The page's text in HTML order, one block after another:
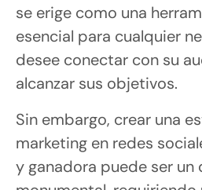
se erige como una
esencial para cualquier
desee conectar con su
alcanzar sus objetivos.
Sin embargo, crear una
marketing en redes
y ganadora puede ser un